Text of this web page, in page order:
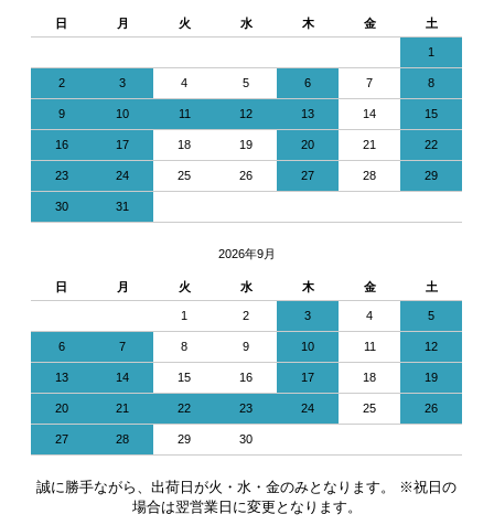
日 月 火 水 木 金 土
1
2 3 4 5 6 7 8
9 10 11 12 13 14 15
16 17 18 19 20 21 22
23 24 25 26 27 28 29
30 31
2026年9月
日 月 火 水 木 金 土
1 2 3 4 5
6 7 8 9 10 11 12
13 14 15 16 17 18 19
20 21 22 23 24 25 26
27 28 29 30
誠に勝手ながら、出荷日が火・水・金のみとなります。 ※祝日の
場合は翌営業日に変更となります。